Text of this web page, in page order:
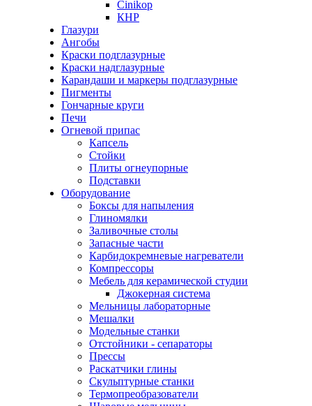
Cinikop
КНР
Глазури
Ангобы
Краски подглазурные
Краски надглазурные
Карандаши и маркеры подглазурные
Пигменты
Гончарные круги
Печи
Огневой припас
Капсель
Стойки
Плиты огнеупорные
Подставки
Оборудование
Боксы для напыления
Глиномялки
Заливочные столы
Запасные части
Карбидокремневые нагреватели
Компрессоры
Мебель для керамической студии
Джокерная система
Мельницы лабораторные
Мешалки
Модельные станки
Отстойники - сепараторы
Прессы
Раскатчики глины
Скульптурные станки
Термопреобразователи